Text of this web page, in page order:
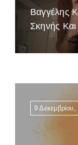
Βαγγέλης
Σκηνής
9